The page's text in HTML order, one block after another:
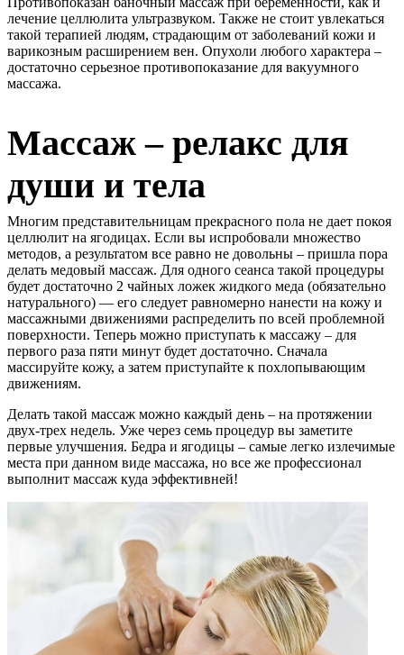
лечение целлюлита ультразвуком. Также не стоит увлекаться
такой терапией людям, страдающим от заболеваний кожи и
варикозным расширением вен. Опухоли любого характера –
достаточно серьезное противопоказание для вакуумного
массажа.
Массаж – релакс для
души и тела
Многим представительницам прекрасного пола не дает покоя
целлюлит на ягодицах. Если вы испробовали множество
методов, а результатом все равно не довольны – пришла пора
делать медовый массаж. Для одного сеанса такой процедуры
будет достаточно 2 чайных ложек жидкого меда (обязательно
натурального) — его следует равномерно нанести на кожу и
массажными движениями распределить по всей проблемной
поверхности. Теперь можно приступать к массажу – для
первого раза пяти минут будет достаточно. Сначала
массируйте кожу, а затем приступайте к похлопывающим
движениям.
Делать такой массаж можно каждый день – на протяжении
двух-трех недель. Уже через семь процедур вы заметите
первые улучшения. Бедра и ягодицы – самые легко излечимые
места при данном виде массажа, но все же профессионал
выполнит массаж куда эффективней!